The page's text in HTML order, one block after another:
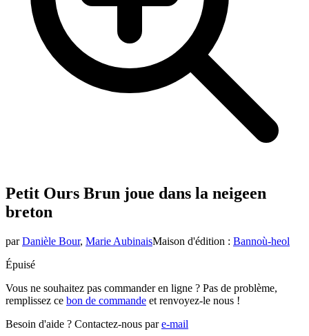
Petit Ours Brun joue dans la neigeen
breton
par Danièle Bour, Marie AubinaisMaison d'édition : Bannoù-heol
Épuisé
Vous ne souhaitez pas commander en ligne ? Pas de problème,
remplissez ce bon de commande et renvoyez-le nous !
Besoin d'aide ? Contactez-nous pare-mail